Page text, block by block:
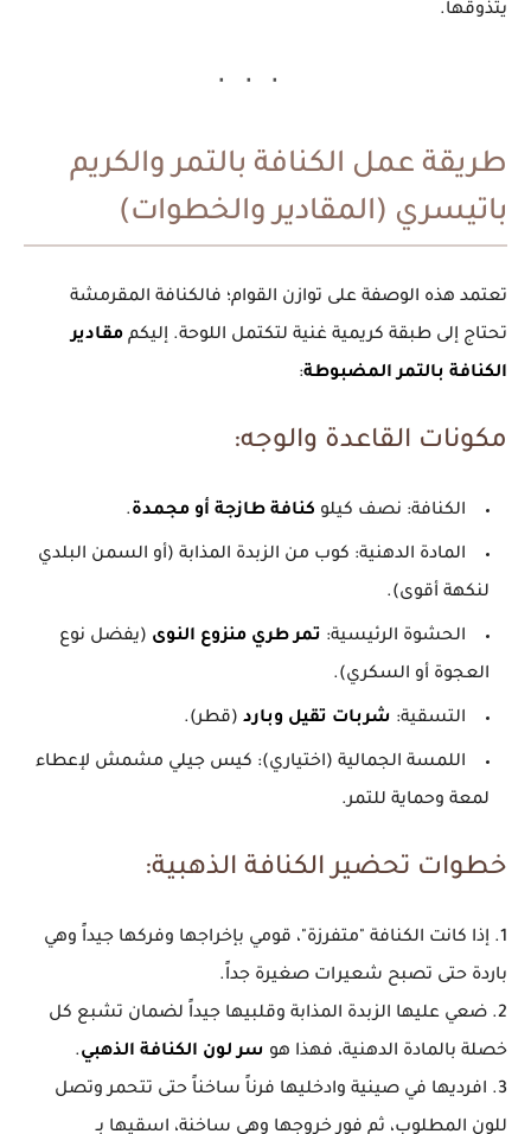
يتذوقها.
طريقة عمل الكنافة بالتمر والكريم
باتيسري (المقادير والخطوات)
تعتمد هذه الوصفة على توازن القوام؛ فالكنافة المقرمشة
تحتاج إلى طبقة كريمية غنية لتكتمل اللوحة. إليكم مقادير
الكنافة بالتمر المضبوطة:
مكونات القاعدة والوجه:
الكنافة: نصف كيلو كنافة طازجة أو مجمدة.
المادة الدهنية: كوب من الزبدة المذابة (أو السمن البلدي
لنكهة أقوى).
الحشوة الرئيسية: تمر طري منزوع النوى (يفضل نوع
العجوة أو السكري).
التسقية: شربات تقيل وبارد (قطر).
اللمسة الجمالية (اختياري): كيس جيلي مشمش لإعطاء
لمعة وحماية للتمر.
خطوات تحضير الكنافة الذهبية:
1. إذا كانت الكنافة "متفرزة"، قومي بإخراجها وفركها جيداً وهي
باردة حتى تصبح شعيرات صغيرة جداً.
2. ضعي عليها الزبدة المذابة وقلبيها جيداً لضمان تشبع كل
خصلة بالمادة الدهنية، فهذا هو سر لون الكنافة الذهبي.
3. افرديها في صينية وادخليها فرناً ساخناً حتى تتحمر وتصل
للون المطلوب، ثم فور خروجها وهي ساخنة، اسقيها بـ